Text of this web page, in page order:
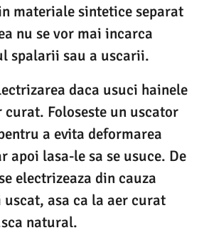
materiale sintetice separat
nu se vor mai incarca
spalarii sau a uscarii.
daca usuci hainele
curat. Foloseste un uscator
a evita deformarea
apoi lasa-le sa se usuce. De
electrizeaza din cauza
asa ca la aer curat
natural.